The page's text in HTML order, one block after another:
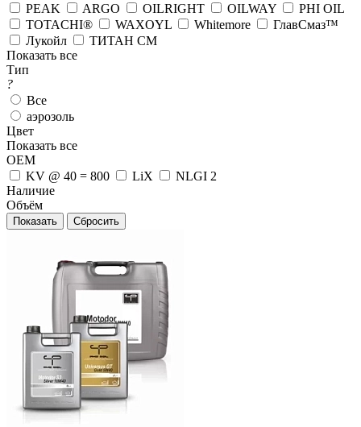
PEAK
ARGO OILRIGHT OILWAY
PHI OIL
TOTACHI®
WAXOYL Whitemore
ГлавСмаз™
Лукойл
ТИТАН СМ
Показать все
Тип
?
Все
аэрозоль
Цвет
Показать все
OEM
KV @ 40 = 800
LiX
NLGI 2
Наличие
Объём
Сбросить